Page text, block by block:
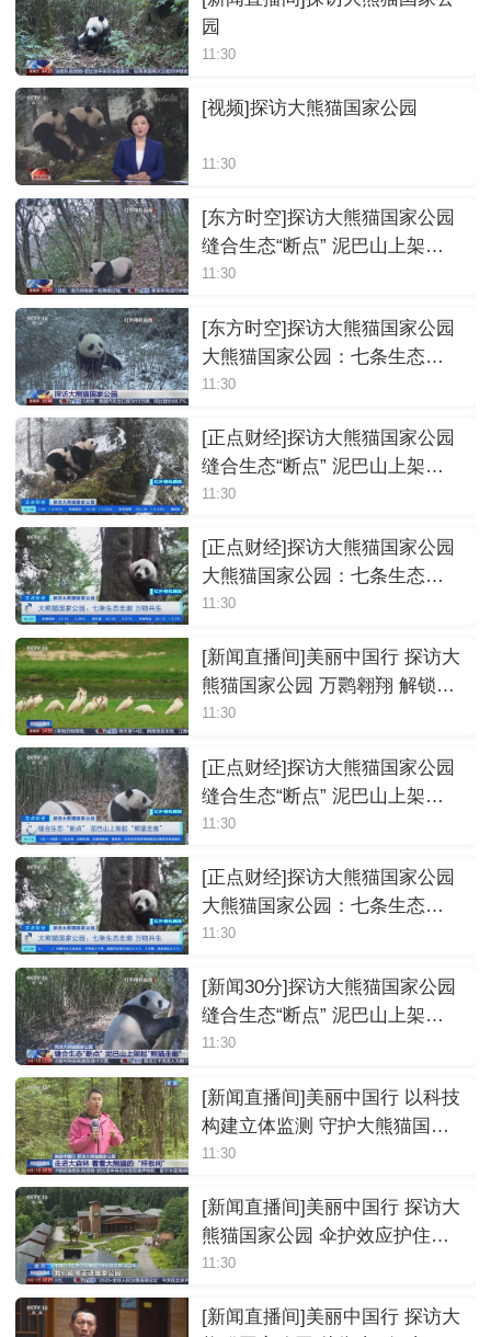
园
11:30
[视频]探访大熊猫国家公园
11:30
[东方时空]探访大熊猫国家公园
缝合生态“断点” 泥巴山上架
起“熊猫走廊”
11:30
[东方时空]探访大熊猫国家公园
大熊猫国家公园：七条生态走
廊 万物共生
11:30
[正点财经]探访大熊猫国家公园
缝合生态“断点” 泥巴山上架
起“熊猫走廊”
11:30
[正点财经]探访大熊猫国家公园
大熊猫国家公园：七条生态走
廊 万物共生
11:30
[新闻直播间]美丽中国行 探访大
熊猫国家公园 万鹮翱翔 解锁种
群复壮背后的生态密码
11:30
[正点财经]探访大熊猫国家公园
缝合生态“断点” 泥巴山上架
起“熊猫走廊”
11:30
[正点财经]探访大熊猫国家公园
大熊猫国家公园：七条生态走
廊 万物共生
11:30
[新闻30分]探访大熊猫国家公园
缝合生态“断点” 泥巴山上架
起“熊猫走廊”
11:30
[新闻直播间]美丽中国行 以科技
构建立体监测 守护大熊猫国家
公园
11:30
[新闻直播间]美丽中国行 探访大
熊猫国家公园 伞护效应护住万
千山野 共享大美自然
11:30
[新闻直播间]美丽中国行 探访大